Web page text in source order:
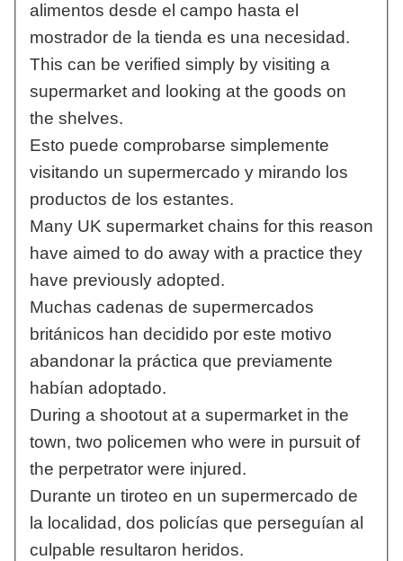
alimentos desde el campo hasta el
mostrador de la tienda es una necesidad.
This can be verified simply by visiting a
supermarket and looking at the goods on
the shelves.
Esto puede comprobarse simplemente
visitando un supermercado y mirando los
productos de los estantes.
Many UK supermarket chains for this reason
have aimed to do away with a practice they
have previously adopted.
Muchas cadenas de supermercados
británicos han decidido por este motivo
abandonar la práctica que previamente
habían adoptado.
During a shootout at a supermarket in the
town, two policemen who were in pursuit of
the perpetrator were injured.
Durante un tiroteo en un supermercado de
la localidad, dos policías que perseguían al
culpable resultaron heridos.